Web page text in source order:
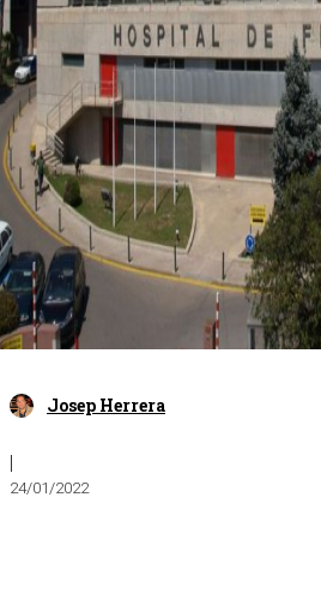
Josep Herrera
|
24/01/2022